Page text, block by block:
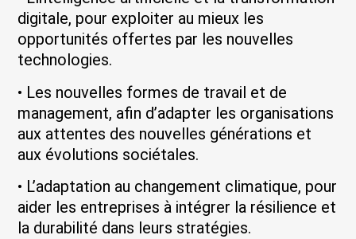
digitale, pour exploiter au mieux les
opportunités offertes par les nouvelles
technologies.
• Les nouvelles formes de travail et de
management, afin d’adapter les organisations
aux attentes des nouvelles générations et
aux évolutions sociétales.
• L’adaptation au changement climatique, pour
aider les entreprises à intégrer la résilience et
la durabilité dans leurs stratégies.